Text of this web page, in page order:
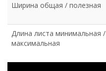
Ширина общая / полезная
Длина листа минимальная /
максимальная